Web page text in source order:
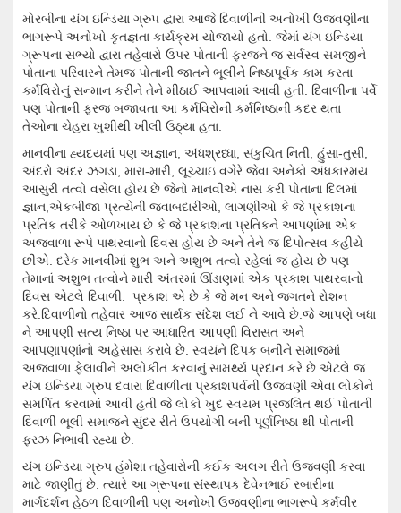
મોરબીના યંગ ઇન્ડિયા ગ્રુપ દ્વારા આજે દિવાળીની અનોખી ઉજવણીના
ભાગરૂપે અનોખો કૃતજ્ઞતા કાર્યક્રમ યોજાયો હતો. જેમાં યંગ ઇન્ડિયા
ગ્રૂપના સભ્યો દ્વારા તહેવારો ઉપર પોતાની ફરજને જ સર્વસ્વ સમજીને
પોતાના પરિવારને તેમજ પોતાની જાતને ભૂલીને નિષ્ઠાપૂર્વક કામ કરતા
કર્મવિરોનું સન્માન કરીને તેને મીઠાઈ આપવામાં આવી હતી. દિવાળીના પર્વે
પણ પોતાની ફરજ બજાવતા આ કર્મવિરોની કર્મનિષ્ઠાની કદર થતા
તેઓના ચેહરા ખુશીથી ખીલી ઉઠ્યા હતા.
માનવીના હ્યદયમાં પણ અજ્ઞાન, અંધશ્રધ્ધા, સંકુચિત નિતી, હુંસા-તુસી,
અંદરો અંદર ઝગડા, મારા-મારી, લૂચ્ચાઇ વગેરે જેવા અનેકો અંધકારમય
આસુરી તત્વો વસેલા હોય છે જેનો માનવીએ નાસ કરી પોતાના દિલમાં
જ્ઞાન,એકબીજા પ્રત્યેની જવાબદારીઓ, લાગણીઓ કે જે પ્રકાશના
પ્રતિક તરીકે ઓળખાય છે કે જે પ્રકાશના પ્રતિકને આપણાંમા એક
અજવાળા રૂપે પાથરવાનો દિવસ હોય છે અને તેને જ દિપોત્સવ કહીયે
છીએ. દરેક માનવીમાં શુભ અને અશુભ તત્વો રહેલાં જ હોય છે પણ
તેમાનાં અશુભ તત્વોને મારી અંતરમાં ઊંડાણમાં એક પ્રકાશ પાથરવાનો
દિવસ એટલે દિવાળી. પ્રકાશ એ છે કે જે મન અને જગતને રોશન
કરે.દિવાળીનો તહેવાર આજ સાર્થક સંદેશ લઈ ને આવે છે.જે આપણે બધા
ને આપણી સત્ય નિષ્ઠા પર આધારિત આપણી વિરાસત અને
આપણાપણાંનો અહેસાસ કરાવે છે. સ્વયંને દિપક બનીને સમાજમાં
અજવાળા ફેલાવીને અલોકીંત કરવાનું સામર્થ્ય પ્રદાન કરે છે.એટલે જ
યંગ ઇન્ડિયા ગ્રુપ દવારા દિવાળીના પ્રકાશપર્વની ઉજવણી એવા લોકોને
સમર્પિત કરવામાં આવી હતી જે લોકો ખુદ સ્વયમ પ્રજલિત થઈ પોતાની
દિવાળી ભૂલી સમાજને સુંદર રીતે ઉપયોગી બની પૂર્ણનિષ્ઠા થી પોતાની
ફરઝ નિભાવી રહ્યા છે.
યંગ ઇન્ડિયા ગ્રુપ હંમેશા તહેવારોની કઈક અલગ રીતે ઉજવણી કરવા
માટે જાણીતું છે. ત્યારે આ ગ્રૂપના સંસ્થાપક દેવેનભાઈ રબારીના
માર્ગદર્શન હેઠળ દિવાળીની પણ અનોખી ઉજવણીના ભાગરૂપે કર્મવીર